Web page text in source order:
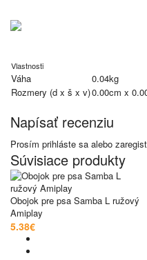
Vlastnosti
Váha
0.04kg
Rozmery (d x š x v)0.00cm x
Napísať recenziu
Prosím prihláste sa alebo
Súvisiace produkty
Obojok pre psa Samba L ružový
Amiplay
5.38€